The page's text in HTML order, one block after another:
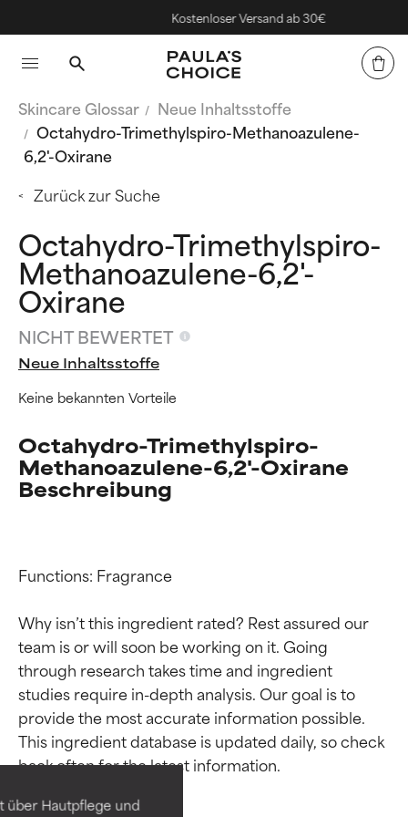
über Hautpflege und
Kostenloser Versand ab 30€
Skincare Glossar
Neue Inhaltsstoffe
Octahydro-Trimethylspiro-Methanoazulene-
6,2'-Oxirane
Zurück zur Suche
Octahydro-Trimethylspiro-
Methanoazulene-6,2'-
Oxirane
NICHT BEWERTET
Neue Inhaltsstoffe
Keine bekannten Vorteile
Octahydro-Trimethylspiro-
Methanoazulene-6,2'-Oxirane
Beschreibung
Functions: Fragrance
Why isn’t this ingredient rated? Rest assured our
team is or will soon be working on it. Going
through research takes time and ingredient
studies require in-depth analysis. Our goal is to
provide the most accurate information possible.
This ingredient database is updated daily, so check
Bewertung der
Inhaltsstoffe
Bewertung der
Inhaltsstoffe